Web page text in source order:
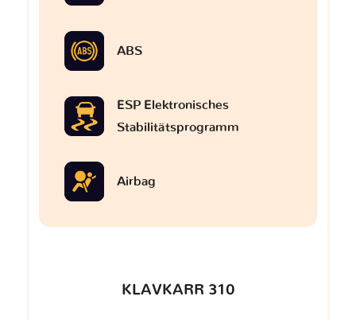
ABS
ESP Elektronisches
Stabilitätsprogramm
Airbag
KLAVKARR 310